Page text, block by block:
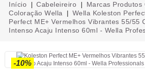
Início Cabeleireiro Marcas Produtos
Coloração Wella
Wella Koleston
Perfect ME+ Vermelhos Vibrantes 55/55
Intenso Acaju Intenso 60ml - Wella
-10%